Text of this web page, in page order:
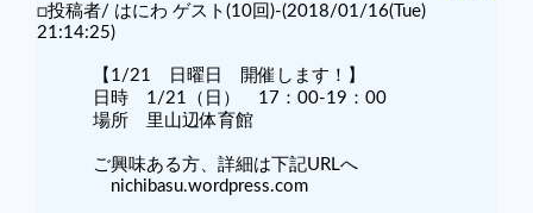
□投稿者/ はにわ ゲスト(10回)-(2018/01/16(Tue)
21:14:25)
【1/21 日曜日 開催します！】
日時 1/21（日） 17：00-19：00
場所 里山辺体育館
ご興味ある方、詳細は下記URLへ
nichibasu.wordpress.com